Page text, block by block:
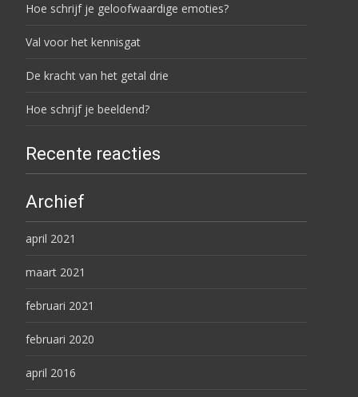
Hoe schrijf je geloofwaardige emoties?
Val voor het kennisgat
De kracht van het getal drie
Hoe schrijf je beeldend?
Recente reacties
Archief
april 2021
maart 2021
februari 2021
februari 2020
april 2016